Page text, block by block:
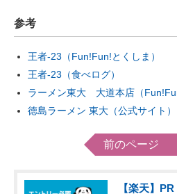
参考
王者-23（Fun!Fun!とくしま）
王者-23（食べログ）
ラーメン東大 大道本店（
徳島ラーメン 東大（公式サイト）
前のページ
【楽天】